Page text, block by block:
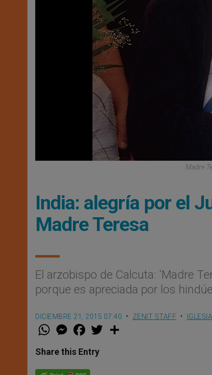
Madre
India: alegría por el
Madre Teresa
El arzobispo de Calcuta: 'Madre
porque es apreciada por los
DICIEMBRE 21, 2015 07:40 ZENIT STAFF
W
t
s
p
M
e
s
e
g
F
a
e
b
o
w
Share this Entry